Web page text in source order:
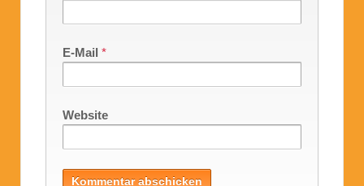
E-Mail *
Website